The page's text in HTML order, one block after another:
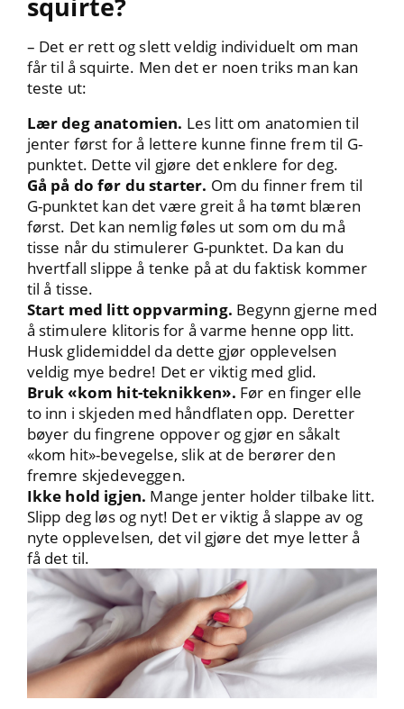
squirte?
– Det er rett og slett veldig individuelt om man
får til å squirte. Men det er noen triks man kan
teste ut:
Lær deg anatomien. Les litt om anatomien til
jenter først for å lettere kunne finne frem til G-
punktet. Dette vil gjøre det enklere for deg.
Gå på do før du starter. Om du finner frem til
G-punktet kan det være greit å ha tømt blæren
først. Det kan nemlig føles ut som om du må
tisse når du stimulerer G-punktet. Da kan du
hvertfall slippe å tenke på at du faktisk kommer
til å tisse.
Start med litt oppvarming. Begynn gjerne med
å stimulere klitoris for å varme henne opp litt.
Husk glidemiddel da dette gjør opplevelsen
veldig mye bedre! Det er viktig med glid.
Bruk «kom hit-teknikken». Før en finger elle
to inn i skjeden med håndflaten opp. Deretter
bøyer du fingrene oppover og gjør en såkalt
«kom hit»-bevegelse, slik at de berører den
fremre skjedeveggen.
Ikke hold igjen. Mange jenter holder tilbake litt.
Slipp deg løs og nyt! Det er viktig å slappe av og
nyte opplevelsen, det vil gjøre det mye letter å
få det til.